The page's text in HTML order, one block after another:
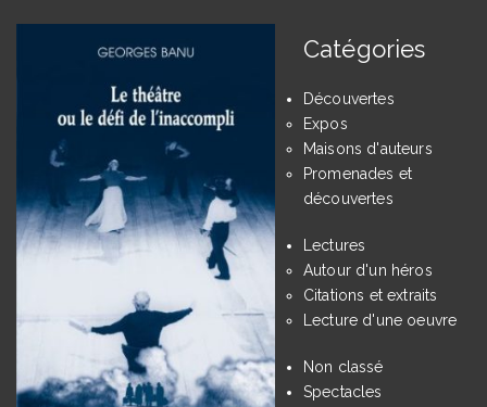
Catégories
Découvertes
Expos
Maisons d'auteurs
Promenades et
découvertes
Lectures
Autour d'un héros
Citations et extraits
Lecture d'une oeuvre
Non classé
Spectacles